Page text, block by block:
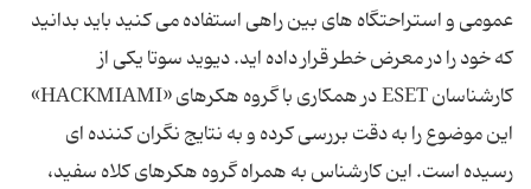
عمومی و استراحتگاه های بین راهی استفاده می کنید باید بدانید
که خود را در معرض خطر قرار داده اید. دیوید سوتا یکی از
کارشناسان ESET در همکاری با گروه هکرهای «HACKMIAMI»
این موضوع را به دقت بررسی کرده و به نتایج نگران کننده ای
رسیده است. این کارشناس به همراه گروه هکرهای کلاه سفید،